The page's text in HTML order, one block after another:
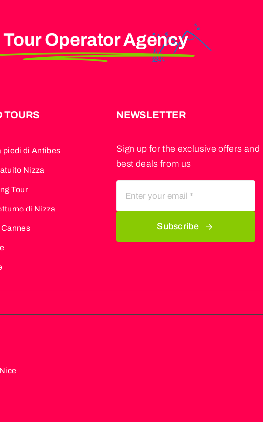
Operator Agency
TOURS
piedi di Antibes
Nizza
Tour
di Nizza
Cannes
NEWSLETTER
Sign up for the exclusive offers and
best deals from us
Subscribe